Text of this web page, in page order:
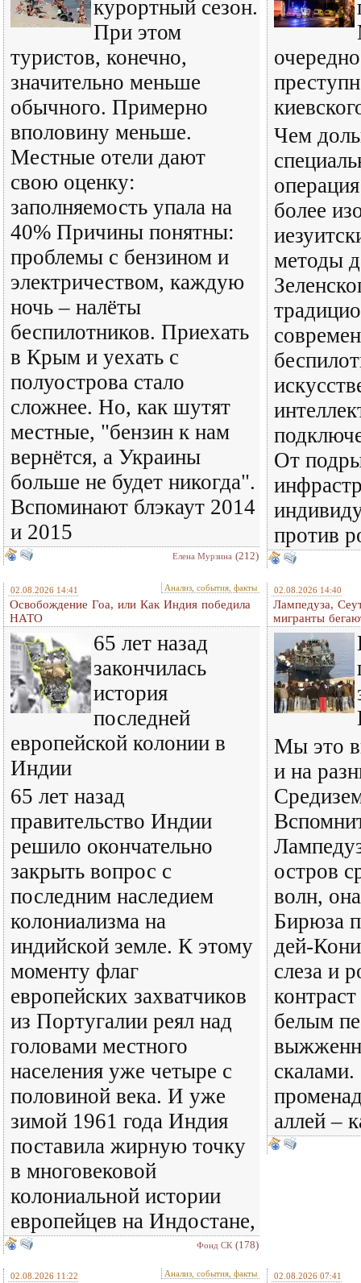
курортный сезон.
При этом
туристов, конечно,
значительно меньше
обычного. Примерно
вполовину меньше.
Местные отели дают
свою оценку:
заполняемость упала на
40% Причины понятны:
проблемы с бензином и
электричеством, каждую
ночь – налёты
беспилотников. Приехать
в Крым и уехать с
полуострова стало
сложнее. Но, как шутят
местные, "бензин к нам
вернётся, а Украины
больше не будет никогда".
Вспоминают блэкаут 2014
и 2015
Елена Мурзина (212)
Чем
более
методы
От
против
02.08.2026 14:41 Анализ, события, факты
Освобождение Гоа, или Как Индия победила
НАТО
65 лет назад
закончилась
история
последней
европейской колонии в
Индии
65 лет назад
правительство Индии
решило окончательно
закрыть вопрос с
последним наследием
колониализма на
индийской земле. К этому
моменту флаг
европейских захватчиков
из Португалии реял над
головами местного
населения уже четыре с
половиной века. И уже
зимой 1961 года Индия
поставила жирную точку
в многовековой
колониальной истории
европейцев на Индостане,
Фонд СК (178)
02.08.2026 14:40
Лампедуза,
мигранты
Мы это
и на
остров
волн,
Бирюза
дей-
слеза и
белым
скалами.
аллей –
02.08.2026 11:22 Анализ, события, факты 02.08.2026 07:41